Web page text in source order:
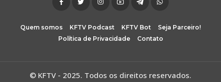
Quem somos KFTV Podcast KFTV Bot
Seja Parceiro!
Política de Privacidade
Contato
© KFTV - 2025. Todos os direitos reservados.